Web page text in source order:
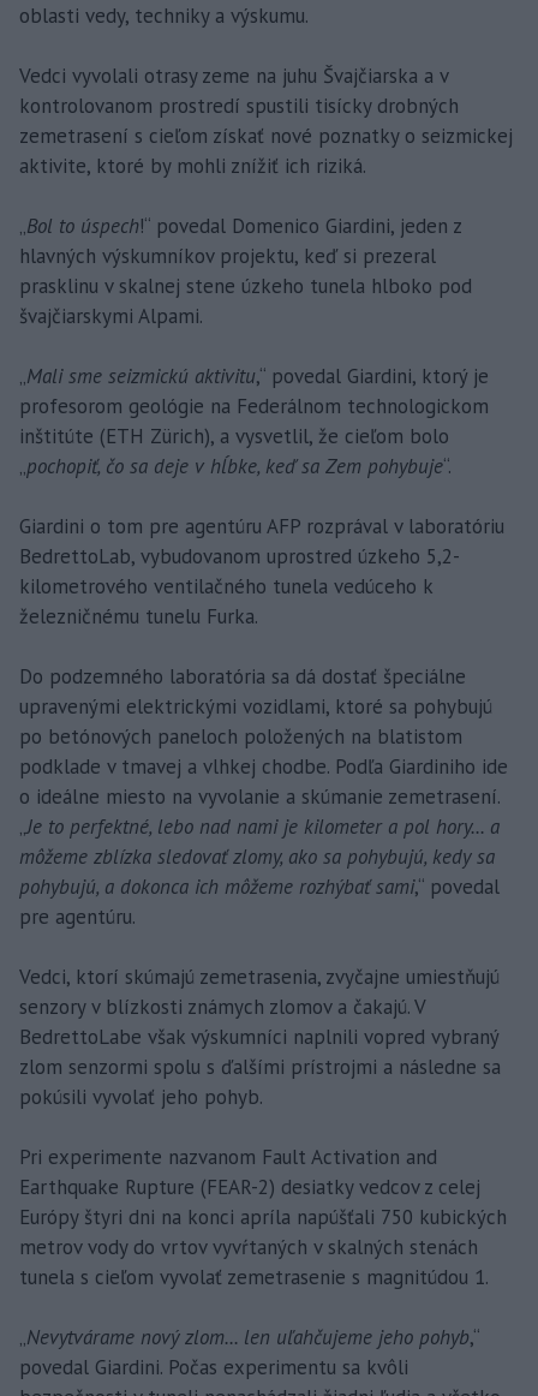
oblasti vedy, techniky a výskumu.
Vedci vyvolali otrasy zeme na juhu Švajčiarska a v
kontrolovanom prostredí spustili tisícky drobných
zemetrasení s cieľom získať nové poznatky o seizmickej
aktivite, ktoré by mohli znížiť ich riziká.
„Bol to úspech!“ povedal Domenico Giardini, jeden z
hlavných výskumníkov projektu, keď si prezeral
prasklinu v skalnej stene úzkeho tunela hlboko pod
švajčiarskymi Alpami.
„Mali sme seizmickú aktivitu,“ povedal Giardini, ktorý je
profesorom geológie na Federálnom technologickom
inštitúte (ETH Zürich), a vysvetlil, že cieľom bolo
„pochopiť, čo sa deje v hĺbke, keď sa Zem pohybuje“.
Giardini o tom pre agentúru AFP rozprával v laboratóriu
BedrettoLab, vybudovanom uprostred úzkeho 5,2-
kilometrového ventilačného tunela vedúceho k
železničnému tunelu Furka.
Do podzemného laboratória sa dá dostať špeciálne
upravenými elektrickými vozidlami, ktoré sa pohybujú
po betónových paneloch položených na blatistom
podklade v tmavej a vlhkej chodbe. Podľa Giardiniho ide
o ideálne miesto na vyvolanie a skúmanie zemetrasení.
„Je to perfektné, lebo nad nami je kilometer a pol hory... a
môžeme zblízka sledovať zlomy, ako sa pohybujú, kedy sa
pohybujú, a dokonca ich môžeme rozhýbať sami,“ povedal
pre agentúru.
Vedci, ktorí skúmajú zemetrasenia, zvyčajne umiestňujú
senzory v blízkosti známych zlomov a čakajú. V
BedrettoLabe však výskumníci naplnili vopred vybraný
zlom senzormi spolu s ďalšími prístrojmi a následne sa
pokúsili vyvolať jeho pohyb.
Pri experimente nazvanom Fault Activation and
Earthquake Rupture (FEAR-2) desiatky vedcov z celej
Európy štyri dni na konci apríla napúšťali 750 kubických
metrov vody do vrtov vyvŕtaných v skalných stenách
tunela s cieľom vyvolať zemetrasenie s magnitúdou 1.
„Nevytvárame nový zlom... len uľahčujeme jeho pohyb,“
povedal Giardini. Počas experimentu sa kvôli